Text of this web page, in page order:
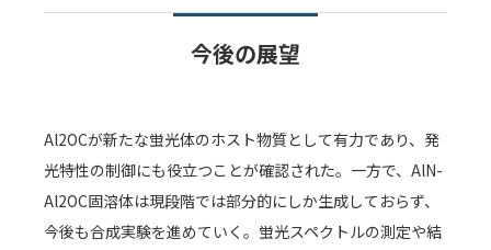
今後の展望
Al2OCが新たな蛍光体のホスト物質として有力であり、発
光特性の制御にも役立つことが確認された。一方で、AlN-
Al2OC固溶体は現段階では部分的にしか生成しておらず、
今後も合成実験を進めていく。蛍光スペクトルの測定や結